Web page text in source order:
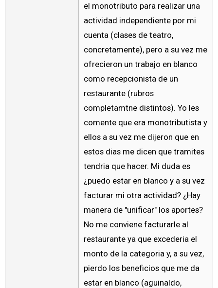
el monotributo para realizar una
actividad independiente por mi
cuenta (clases de teatro,
concretamente), pero a su vez me
ofrecieron un trabajo en blanco
como recepcionista de un
restaurante (rubros
completamtne distintos). Yo les
comente que era monotributista y
ellos a su vez me dijeron que en
estos dias me dicen que tramites
tendria que hacer. Mi duda es
¿puedo estar en blanco y a su vez
facturar mi otra actividad? ¿Hay
manera de "unificar" los aportes?
No me conviene facturarle al
restaurante ya que excederia el
monto de la categoria y, a su vez,
pierdo los beneficios que me da
estar en blanco (aguinaldo,